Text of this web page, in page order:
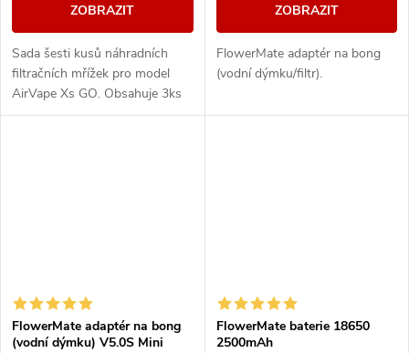
ZOBRAZIT
Sada šesti kusů náhradních
filtračních mřížek pro model
AirVape Xs GO. Obsahuje 3ks
filtrační mřížky pro Magnetický
ZOBRAZIT
FlowerMate adaptér na bong
(vodní dýmku/filtr).
FlowerMate adaptér na bong
(vodní dýmku) V5.0S Mini
FlowerMate baterie 18650
2500mAh